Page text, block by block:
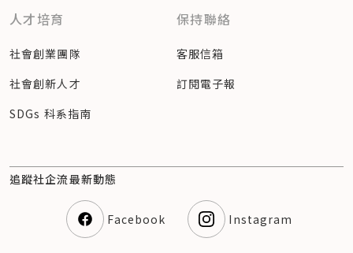
人才培育
社會創業團隊
社會創新人才
SDGs 科系指南
保持聯絡
客服信箱
訂閱電子報
追蹤社企流最新動態
Facebook Instagram